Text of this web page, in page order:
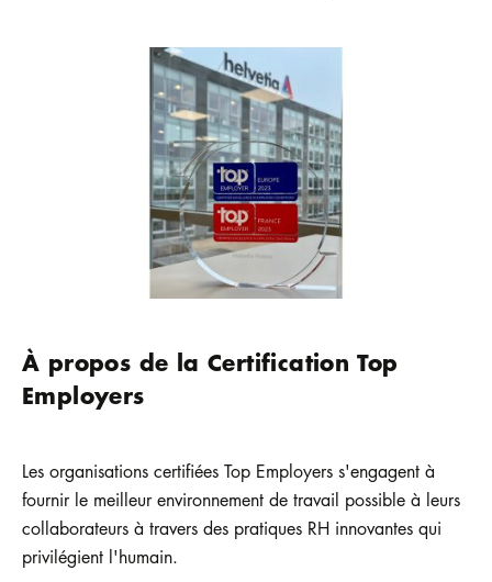
À propos de la Certification Top
Employers
Les organisations certifiées Top Employers s'engagent à
fournir le meilleur environnement de travail possible à leurs
collaborateurs à travers des pratiques RH innovantes qui
privilégient l'humain.